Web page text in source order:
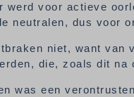
werd voor actieve
neutralen, dus voor
niet, want
die, zoals dit
was een